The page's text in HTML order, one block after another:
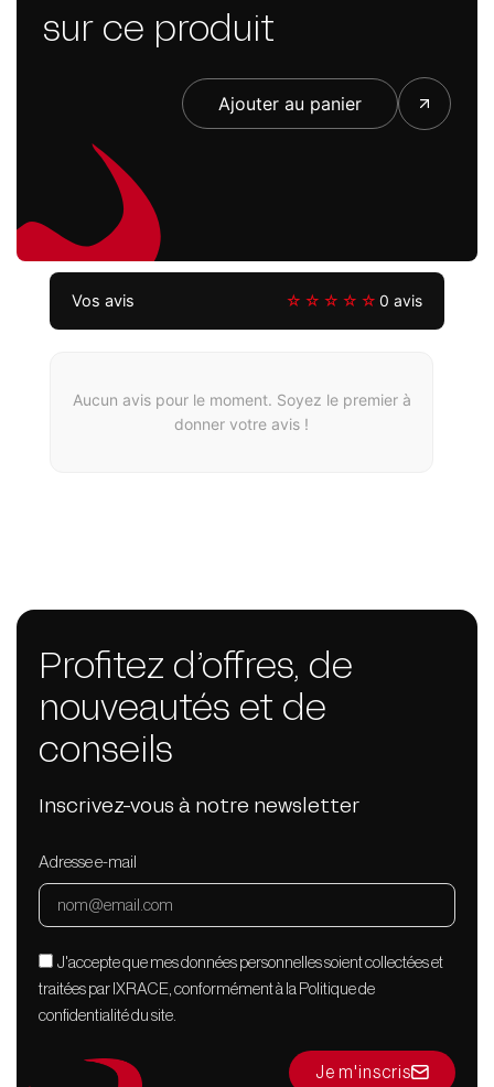
sur ce produit
Ajouter au panier
Vos avis ☆☆☆☆☆ 0 avis
Aucun avis pour le moment. Soyez le premier à
donner votre avis !
Profitez d’offres, de
nouveautés et de
conseils
Inscrivez-vous à notre newsletter
Adresse e-mail
J'accepte que mes données personnelles soient collectées et
traitées par IXRACE, conformément à la Politique de
confidentialité du site.
Je m'inscris